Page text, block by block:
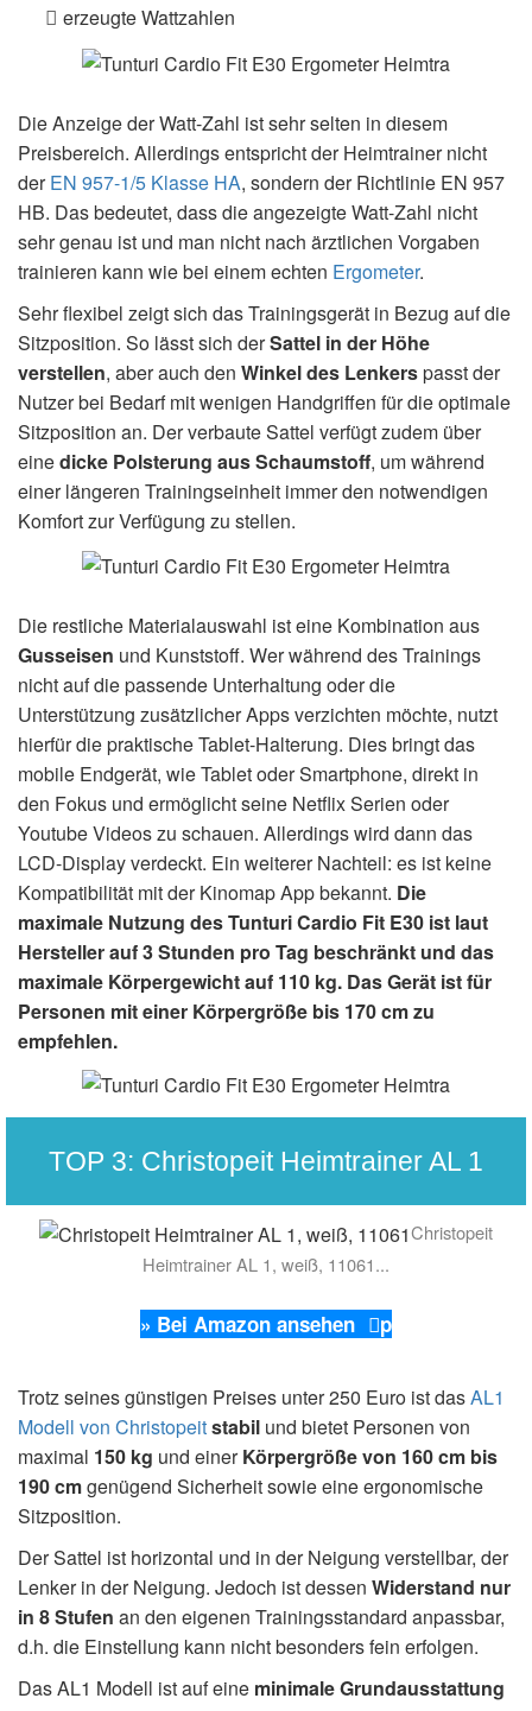
erzeugte Wattzahlen
Die Anzeige der Watt-Zahl ist sehr selten in diesem
Preisbereich. Allerdings entspricht der Heimtrainer nicht
derEN 957-1/5 Klasse HA, sondern der Richtlinie EN 957
HB. Das bedeutet, dass die angezeigte Watt-Zahl nicht
sehr genau ist und man nicht nach ärztlichen Vorgaben
trainieren kann wie bei einem echten Ergometer.
Sehr flexibel zeigt sich das Trainingsgerät in Bezug auf die
Sitzposition. So lässt sich derSattel in der Höhe
verstellen, aber auch den Winkel des Lenkerspasst der
Nutzer bei Bedarf mit wenigen Handgriffen für die optimale
Sitzposition an. Der verbaute Sattel verfügt zudem über
einedicke Polsterung aus Schaumstoff, um während
einer längeren Trainingseinheit immer den notwendigen
Komfort zur Verfügung zu stellen.
Die restliche Materialauswahl ist eine Kombination aus
Gusseisen und Kunststoff. Wer während des Trainings
nicht auf die passende Unterhaltung oder die
Unterstützung zusätzlicher Apps verzichten möchte, nutzt
hierfür die praktische Tablet-Halterung. Dies bringt das
mobile Endgerät, wie Tablet oder Smartphone, direkt in
den Fokus und ermöglicht seine Netflix Serien oder
Youtube Videos zu schauen. Allerdings wird dann das
LCD-Display verdeckt. Ein weiterer Nachteil: es ist keine
Kompatibilität mit der Kinomap App bekannt. Die
maximale Nutzung des Tunturi Cardio Fit E30 ist laut
Hersteller auf 3 Stunden pro Tag beschränkt und das
maximale Körpergewicht auf 110 kg. Das Gerät ist für
Personen mit einer Körpergröße bis 170 cm zu
empfehlen.
TOP 3: Christopeit Heimtrainer AL 1
Christopeit
Heimtrainer AL 1, weiß, 11061...
» Bei Amazon ansehen p
Trotz seines günstigen Preises unter 250 Euro ist dasAL1
Modell von Christopeitstabil und bietet Personen von
maximal 150 kg und einerKörpergröße von 160 cm bis
190 cmgenügend Sicherheit sowie eine ergonomische
Sitzposition.
Der Sattel ist horizontal und in der Neigung verstellbar, der
Lenker in der Neigung. Jedoch ist dessen Widerstand nur
in 8 Stufen an den eigenen Trainingsstandard anpassbar,
d.h. die Einstellung kann nicht besonders fein erfolgen.
Das AL1 Modell ist auf eine minimale Grundausstattung